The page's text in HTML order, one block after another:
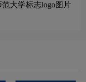
大学标志logo图片